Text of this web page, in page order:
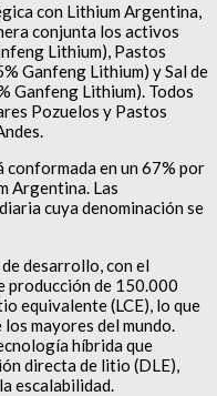
con Lithium Argentina,
conjunta los activos
Lithium), Pastos
Ganfeng Lithium) y Sal de
Ganfeng Lithium). Todos
Pozuelos y Pastos
en un 67% por
Argentina. Las
cuya denominación se
desarrollo, con el
producción de 150.000
equivalente (LCE), lo que
mayores del mundo.
híbrida que
directa de litio (DLE),
escalabilidad.